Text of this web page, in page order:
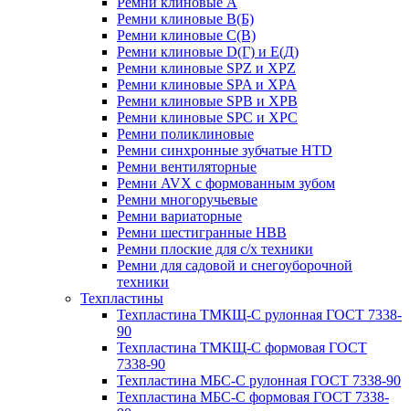
Ремни клиновые В(Б)
Ремни клиновые С(В)
Ремни клиновые D(Г) и Е(Д)
Ремни клиновые SPZ и XPZ
Ремни клиновые SPA и XPA
Ремни клиновые SPB и XPB
Ремни клиновые SPC и XPC
Ремни поликлиновые
Ремни синхронные зубчатые HTD
Ремни вентиляторные
Ремни AVX с формованным зубом
Ремни многоручьевые
Ремни вариаторные
Ремни шестигранные HBB
Ремни плоские для с/х техники
Ремни для садовой и снегоуборочной
техники
Техпластины
Техпластина ТМКЩ-С рулонная ГОСТ 7338-
90
Техпластина ТМКЩ-С формовая ГОСТ
7338-90
Техпластина МБС-С рулонная ГОСТ 7338-90
Техпластина МБС-С формовая ГОСТ 7338-